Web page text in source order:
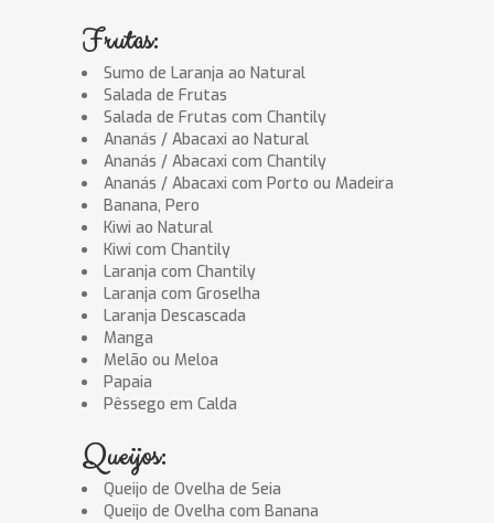
Frutas:
Sumo de Laranja ao Natural
Salada de Frutas
Salada de Frutas com Chantily
Ananás / Abacaxi ao Natural
Ananás / Abacaxi com Chantily
Ananás / Abacaxi com Porto ou Madeira
Banana, Pero
Kiwi ao Natural
Kiwi com Chantily
Laranja com Chantily
Laranja com Groselha
Laranja Descascada
Manga
Melão ou Meloa
Papaia
Pêssego em Calda
Queijos:
Queijo de Ovelha de Seia
Queijo de Ovelha com Banana